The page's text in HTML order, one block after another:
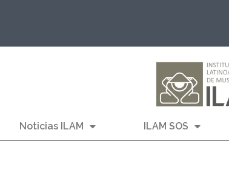
Noticias ILAM ILAM SOS